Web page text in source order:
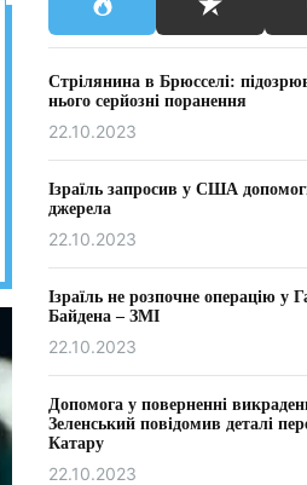
Стрілянина в Брюсселі:
нього серйозні поранення
22.10.2023
Ізраїль запросив у США
джерела
22.10.2023
Ізраїль не розпочне операцію у
Байдена – ЗМІ
22.10.2023
Допомога у поверненні
Зеленський повідомив деталі
Катару
22.10.2023